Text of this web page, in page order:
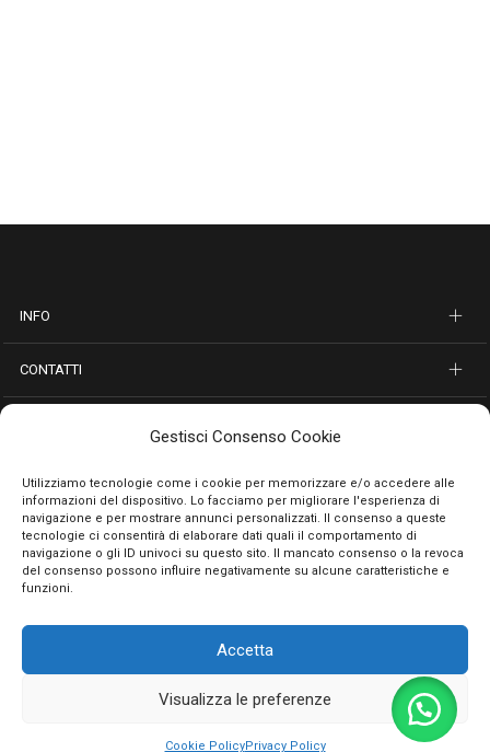
Gestisci Consenso Cookie
Utilizziamo tecnologie come i cookie per memorizzare e/o accedere alle
informazioni del dispositivo. Lo facciamo per migliorare l'esperienza di
navigazione e per mostrare annunci personalizzati. Il consenso a queste
tecnologie ci consentirà di elaborare dati quali il comportamento di
navigazione o gli ID univoci su questo sito. Il mancato consenso o la revoca
del consenso possono influire negativamente su alcune caratteristiche e
funzioni.
Accetta
Visualizza le preferenze
Cookie PolicyPrivacy Policy
INFO
CONTATTI
PAGAMENTI SICURI
Privacy Policy
© 2026 Emporio Necchi di Masciantonio Giacinto - P.IVA 01482050661